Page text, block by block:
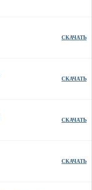
СКАЧАТЬ
СКАЧАТЬ
СКАЧАТЬ
СКАЧАТЬ